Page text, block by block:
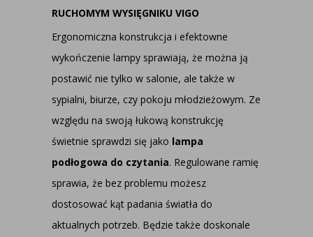
RUCHOMYM WYSIĘGNIKU VIGO
Ergonomiczna konstrukcja i efektowne
wykończenie lampy sprawiają, że można ją
postawić nie tylko w salonie, ale także w
sypialni, biurze, czy pokoju młodzieżowym. Ze
względu na swoją łukową konstrukcję
świetnie sprawdzi się jako lampa
podłogowa do czytania. Regulowane ramię
sprawia, że bez problemu możesz
dostosować kąt padania światła do
aktualnych potrzeb. Będzie także doskonale